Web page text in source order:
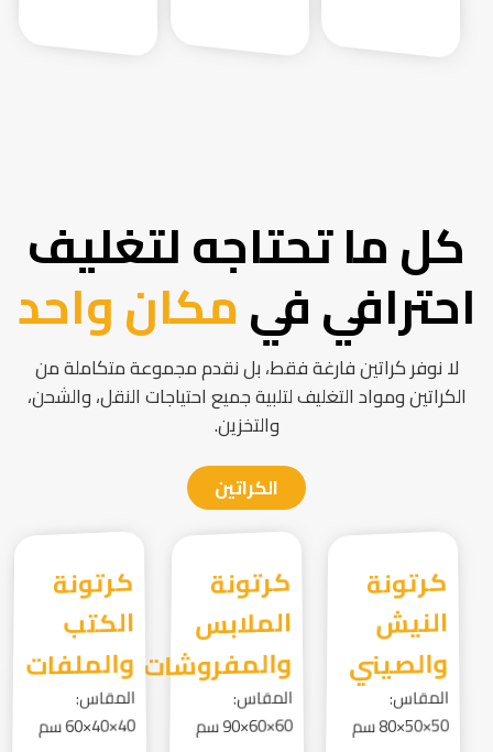
كل ما تحتاجه لتغليف
احترافي فيمكان واحد
لا نوفر كراتين فارغة فقط، بل نقدم مجموعة متكاملة من
الكراتين ومواد التغليف لتلبية جميع احتياجات النقل، والشحن،
والتخزين.
الكراتين
كرتونة
النيش
والصيني
المقاس:
50×50×80 سم
كرتونة
الملابس
والمفروشات
المقاس:
60×60×90 سم
كرتونة
الكتب
والملفات
المقاس:
40×40×60 سم